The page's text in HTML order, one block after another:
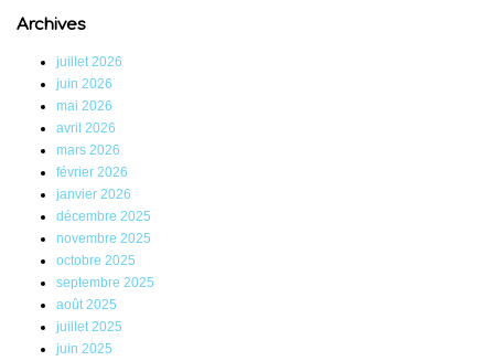
Archives
juillet 2026
juin 2026
mai 2026
avril 2026
mars 2026
février 2026
janvier 2026
décembre 2025
novembre 2025
octobre 2025
septembre 2025
août 2025
juillet 2025
juin 2025